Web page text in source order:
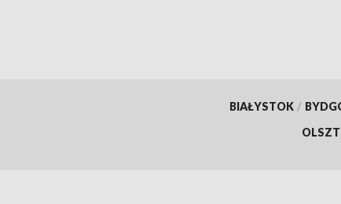
BIAŁYSTOK /